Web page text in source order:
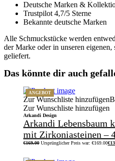
Deutsche Marken &
Trustpilot 4,7/5 Sterne
Bekannte deutsche Marken
Alle Schmuckstücke werden
der Marke oder in unseren
geliefert.
Das könnte dir auch
ANGEBOT
Zur Wunschliste hinzufügen
Zur Wunschliste hinzufügen
Arkandi Design
Arkandi Lebensbaum
mit Zirkoniasteinen –
€169.00 Ursprünglicher Preis war: €169.00€